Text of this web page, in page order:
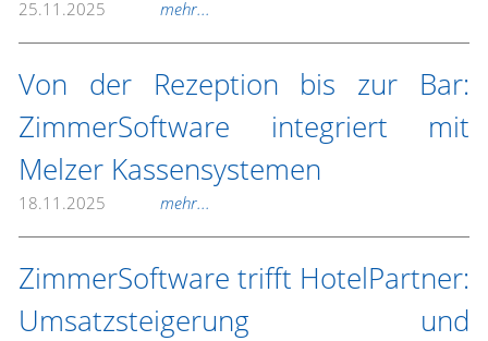
25.11.2025 mehr...
Von der Rezeption bis zur Bar:
ZimmerSoftware integriert mit
Melzer Kassensystemen
18.11.2025 mehr...
ZimmerSoftware trifft HotelPartner:
Umsatzsteigerung und